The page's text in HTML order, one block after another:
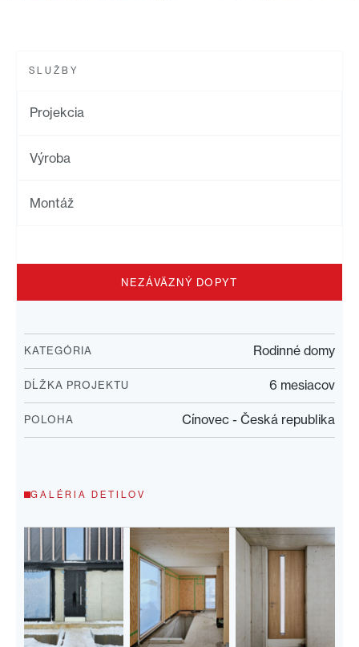
SLUŽBY
Projekcia
Výroba
Montáž
NEZÁVÄZNÝ DOPYT
KATEGÓRIA Rodinné domy
DĹŽKA PROJEKTU 6 mesiacov
POLOHA Cínovec - Česká republika
GALÉRIA DETILOV